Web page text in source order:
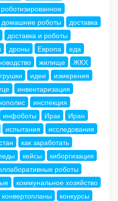
домашние роботы
доставка
доставка и роботы
дроны Европа
еда
жилище
ЖКХ
идеи
измерения
инвентаризация
инспекция
инфоботы Ирак
Иран
испытания
исследования
как заработать
кейсы
киборгизация
роботы
коммунальное хозяйство
конвертопланы
конкурсы